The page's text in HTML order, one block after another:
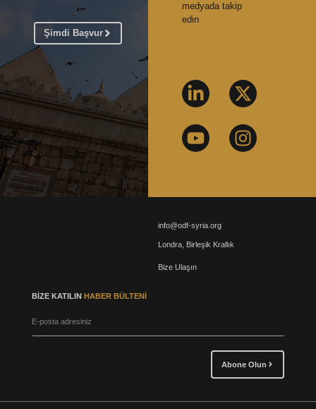
Şimdi Başvur
medyada takip
edin
info@odf-syria.org
Londra, Birleşik Krallık
Bize Ulaşın
BIZE KATILIN HABER BÜLTENI
Abone Olun